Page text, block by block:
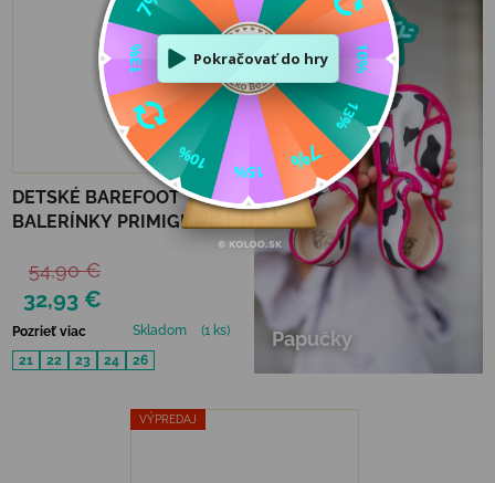
–40 %
DETSKÉ BAREFOOT
BALERÍNKY PRIMIGI -
32,93 €
54,90 €
Pozrieť viac Skladom
(1 ks)
21
22 23 24 26
Papučky
VÝPREDAJ